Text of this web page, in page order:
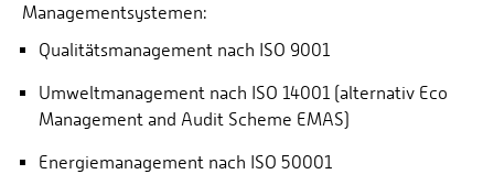
Managementsystemen:
Qualitätsmanagement nach ISO 9001
Umweltmanagement nach ISO 14001 (alternativ Eco
Management and Audit Scheme EMAS)
Energiemanagement nach ISO 50001